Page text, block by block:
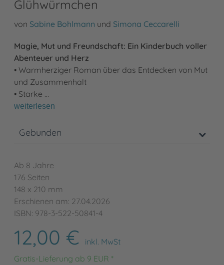
Glühwürmchen
von Sabine Bohlmann und Simona Ceccarelli
Magie, Mut und Freundschaft: Ein Kinderbuch voller
Abenteuer und Herz
• Warmherziger Roman über das Entdecken von Mut
und Zusammenhalt
• Starke …
weiterlesen
Gebunden
Ab 8 Jahre
176 Seiten
148 x 210 mm
Erschienen am: 27.04.2026
ISBN: 978-3-522-50841-4
12,00 €
inkl. MwSt
Gratis-Lieferung ab 9 EUR *